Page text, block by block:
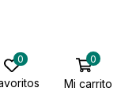
0 0
Mi carrito